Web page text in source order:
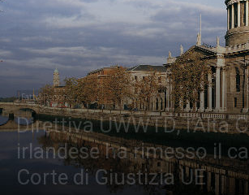
Fatti&Persone
Direttiva UWWTD, l’Alta
irlandese ha rimesso il
Corte di Giustizia UE